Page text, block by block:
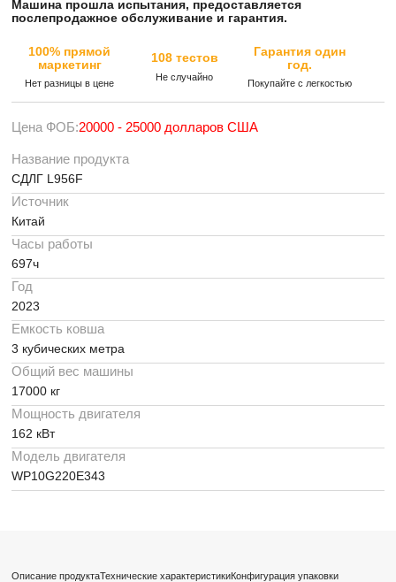
Машина прошла испытания, предоставляется
послепродажное обслуживание и гарантия.
100% прямой
маркетинг
Нет разницы в цене
108 тестов
Не случайно
Гарантия один
год.
Покупайте с легкостью
Цена ФОБ:20000 - 25000 долларов США
Название продукта
СДЛГ L956F
Источник
Китай
Часы работы
697ч
Год
2023
Емкость ковша
3 кубических метра
Общий вес машины
17000 кг
Мощность двигателя
162 кВт
Модель двигателя
WP10G220E343
Описание продуктаТехнические характеристикиКонфигурация упаковки